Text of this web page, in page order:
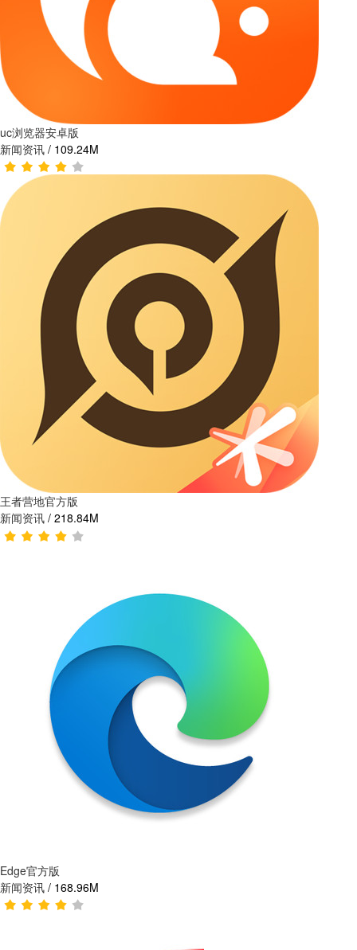
uc浏览器安卓版
新闻资讯 / 109.24M
王者营地官方版
新闻资讯 / 218.84M
Edge官方版
新闻资讯 / 168.96M